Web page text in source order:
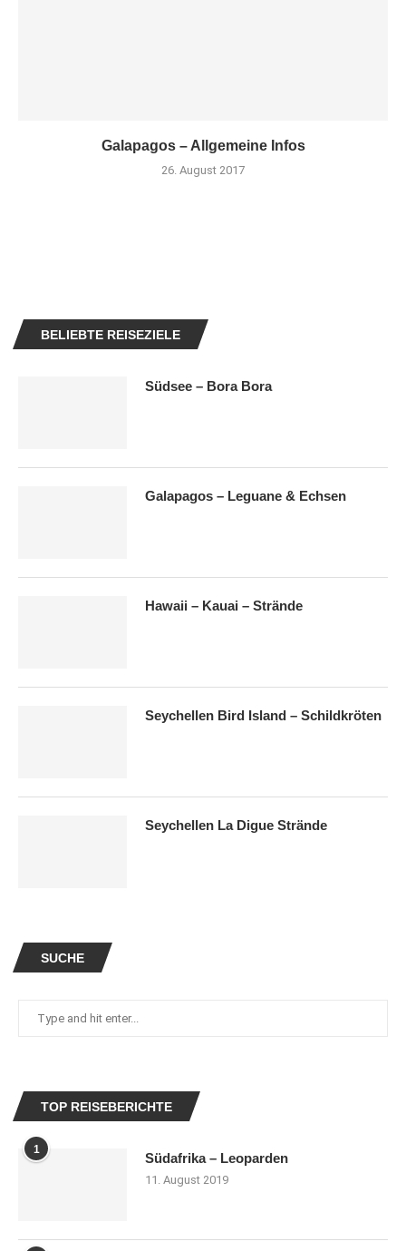
Galapagos – Allgemeine Infos
26. August 2017
SUCHE
TOP REISEBERICHTE
1
Südafrika – Leoparden
11. August 2019
BELIEBTE REISEZIELE
Südsee – Bora Bora
Galapagos – Leguane & Echsen
Hawaii – Kauai – Strände
Seychellen Bird Island – Schildkröten
Seychellen La Digue Strände